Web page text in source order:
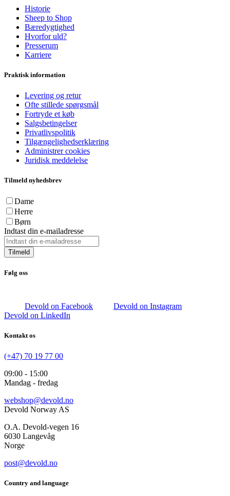
Historie
Sheep to Shop
Bæredygtighed
Hvorfor uld?
Presserum
Karriere
Praktisk information
Levering og retur
Ofte stillede spørgsmål
Fortryde et køb
Salgsbetingelser
Privatlivspolitik
Tilgængelighedserklæring
Administrer cookies
Juridisk meddelelse
Tilmeld nyhedsbrev
Dame
Herre
Børn
Indtast din e-mailadresse
Tilmeld
Følg oss
Devold on Facebook
Devold on Instagram
Devold on LinkedIn
Kontakt os
(+47) 70 19 77 00
09:00 - 15:00
Mandag - fredag
webshop@devold.no
Devold Norway AS
O.A. Devold-vegen 16
6030 Langevåg
Norge
post@devold.no
Country and language